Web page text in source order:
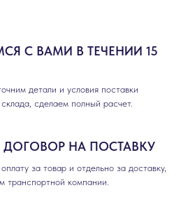
С ВАМИ В ТЕЧЕНИИ 15
детали и условия поставки
сделаем полный расчет.
НА ПОСТАВКУ
за товар и отдельно за доставку,
транспортной компании.